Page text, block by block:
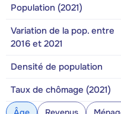
Population (2021)
Variation de la pop. entre
2016 et 2021
Densité de population
Taux de chômage (2021)